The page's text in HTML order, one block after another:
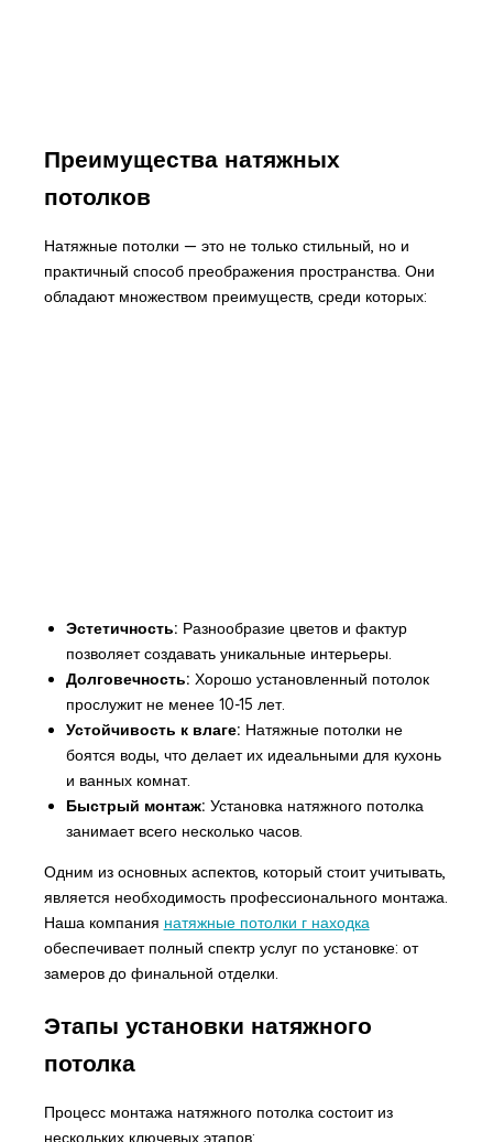
Преимущества натяжных
потолков
Натяжные потолки — это не только стильный, но и
практичный способ преображения пространства. Они
обладают множеством преимуществ, среди которых:
Эстетичность: Разнообразие цветов и фактур
позволяет создавать уникальные интерьеры.
Долговечность: Хорошо установленный потолок
прослужит не менее 10-15 лет.
Устойчивость к влаге: Натяжные потолки не
боятся воды, что делает их идеальными для кухонь
и ванных комнат.
Быстрый монтаж: Установка натяжного потолка
занимает всего несколько часов.
Одним из основных аспектов, который стоит учитывать,
является необходимость профессионального монтажа.
Наша компания натяжные потолки г находка
обеспечивает полный спектр услуг по установке: от
замеров до финальной отделки.
Этапы установки натяжного
потолка
Процесс монтажа натяжного потолка состоит из
нескольких ключевых этапов: